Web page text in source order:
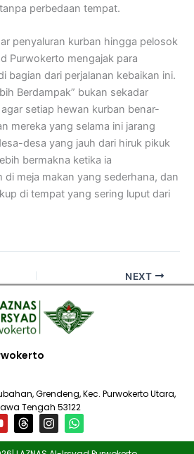
perbedaan tempat.
penyaluran kurban hingga pelosok
Purwokerto mengajak para
bagian dari perjalanan kebaikan ini.
Berdampak” bukan sekadar
setiap hewan kurban benar-
mereka yang selama ini jarang
desa yang jauh dari hiruk pikuk
bermakna ketika ia
di meja makan yang sederhana, dan
di tempat yang sering luput dari
NEXT
Grendeng, Kec. Purwokerto Utara,
Tengah 53122​
T
h
r
I
n
s
W
h
a